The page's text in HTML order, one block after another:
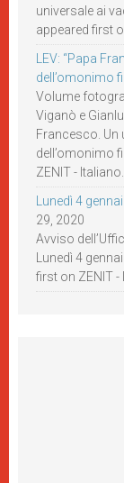
universale ai
appeared first
LEV: “Papa
dell’omonimo
Volume
Viganò e
Francesco. Un
dell’omonimo
ZENIT - Italiano.
Lunedì 4
29, 2020
Avviso
Lunedì 4
first on ZENIT -